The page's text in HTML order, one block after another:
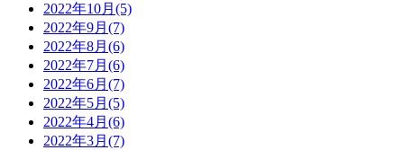
2022年10月(5)
2022年9月(7)
2022年8月(6)
2022年7月(6)
2022年6月(7)
2022年5月(5)
2022年4月(6)
2022年3月(7)